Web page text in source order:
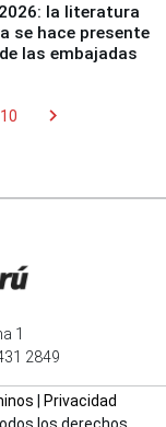
la literatura
se hace presente
las embajadas
10 chevron_right
1
2849
Privacidad